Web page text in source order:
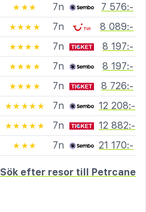
★★★ 7n
7 576:-
★★★★ 7n
8 089:-
★★★★ 7n
8 197:-
★★★★ 7n
8 197:-
★★★★ 7n
8 726:-
★★★★★ 7n
12 208:-
★★★★★ 7n
12 882:-
★★★ 7n 21 170:-
Sök efter resor till Petrcane